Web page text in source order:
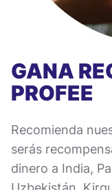
GANA
PROFEE
Recomienda
serás
dinero a India,